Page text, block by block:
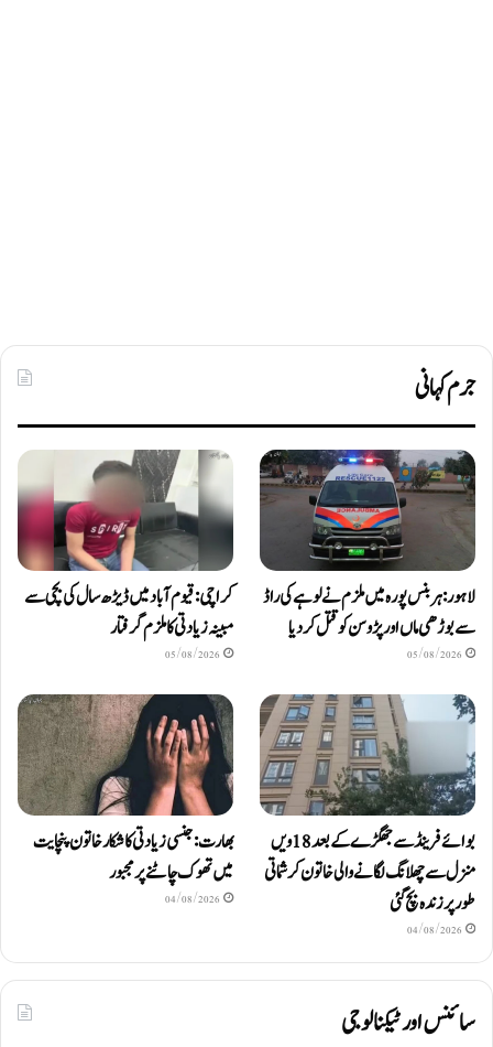
جرم کہانی
لاہور: ہربنس پورہ میں ملزم نے لوہے کی راڈ
سے بوڑھی ماں اور پڑوسن کو قتل کر دیا
05/08/2026
کراچی: قیوم آباد میں ڈیڑھ سال کی بچی سے
مبینہ زیادتی کا ملزم گرفتار
05/08/2026
بوائے فرینڈ سے جھگڑے کے بعد 18 ویں
منزل سے چھلانگ لگانے والی خاتون کرشماتی
طور پر زندہ بچ گئی
04/08/2026
بھارت: جنسی زیادتی کا شکار خاتون پنچایت
میں تھوک چاٹنے پر مجبور
04/08/2026
سائنس اور ٹیکنالوجی